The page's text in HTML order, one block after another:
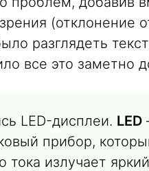
(отклонение
разглядеть
все это заметно
LED-дисплеи. LED
прибор,
тока излучает